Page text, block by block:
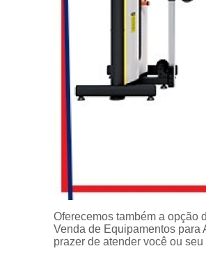
Oferecemos também a opção
Venda de Equipamentos para
prazer de atender você ou